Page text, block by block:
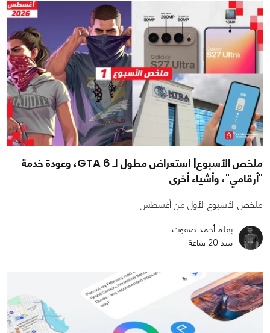
ملخص الأسبوع| استعراض مطول لـ GTA 6، وعودة خدمة
"أرقامي"، وأشياء أخرى
ملخص الأسبوع الأول من أغسطس
بقلم أحمد صفوت
منذ 20 ساعة